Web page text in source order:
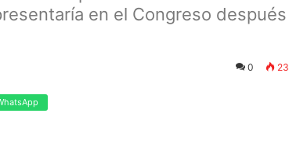
en el Congreso después
0 23